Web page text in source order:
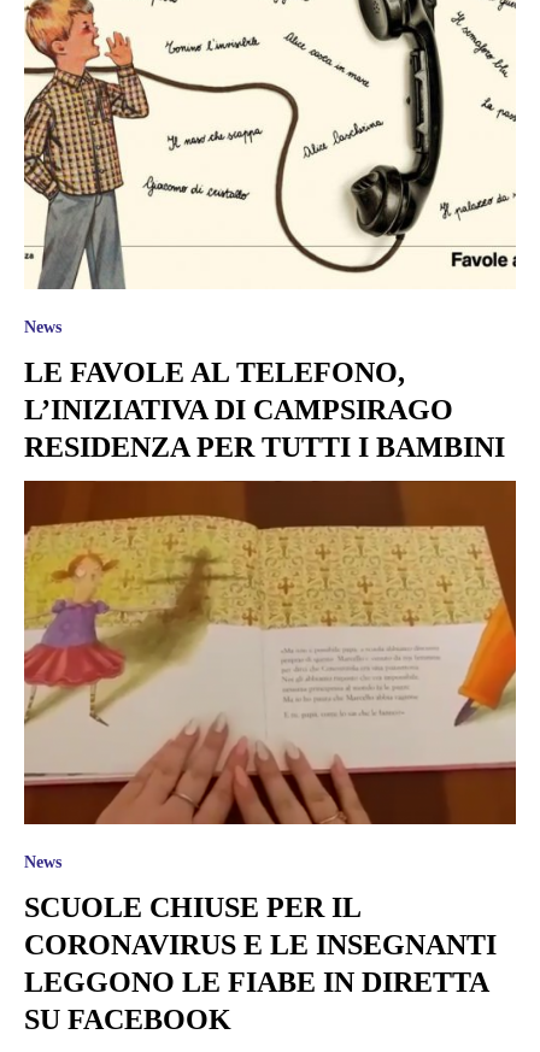
News
LE FAVOLE AL TELEFONO,
L’INIZIATIVA DI CAMPSIRAGO
RESIDENZA PER TUTTI I BAMBINI
News
SCUOLE CHIUSE PER IL
CORONAVIRUS E LE INSEGNANTI
LEGGONO LE FIABE IN DIRETTA
SU FACEBOOK